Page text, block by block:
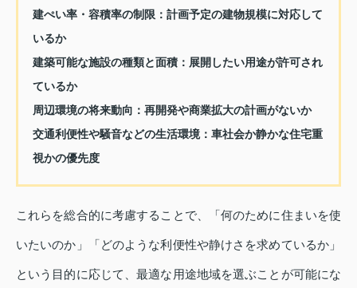
建ぺい率・容積率の制限：計画予定の建物規模に対応して
いるか
建築可能な施設の種類と面積：展開したい用途が許可され
ているか
周辺環境の将来動向：再開発や商業拡大の計画がないか
交通利便性や騒音などの生活環境：車社会か静かな住宅重
視かの優先度
これらを総合的に考慮することで、「何のために住まいを使
いたいのか」「どのような利便性や静けさを求めているか」
という目的に応じて、最適な用途地域を選ぶことが可能にな